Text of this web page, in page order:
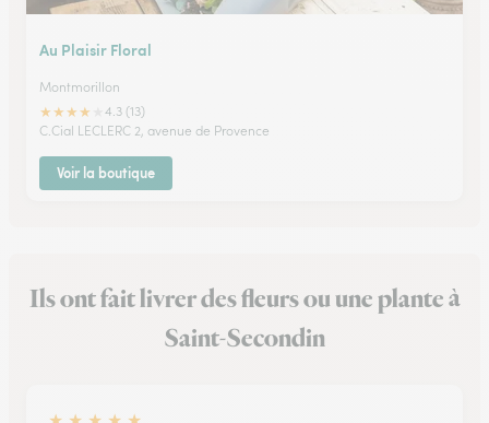
Au Plaisir Floral
Montmorillon
★★★★
4.3 (13)
C.Cial LECLERC 2, avenue de Provence
Voir la boutique
Ils ont fait livrer des fleurs ou une plante à
Saint-Secondin